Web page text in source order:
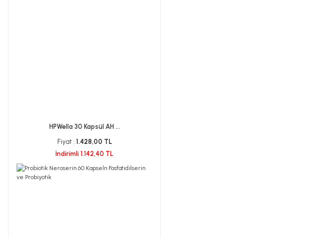
HPWella 30 Kapsül AH ...
Fiyat : 1.428,00 TL
İndirimli 1.142,40 TL